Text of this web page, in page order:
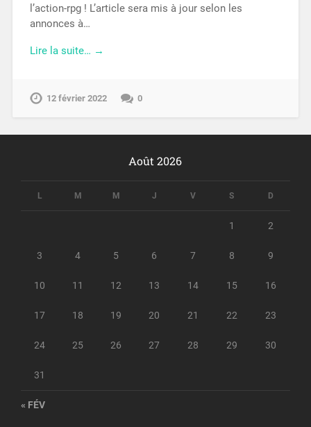
l’action-rpg ! L’article sera mis à jour selon les
annonces à…
Lire la suite… →
12 février 2022 0
Août 2026
L M M J V S D
1 2
3 4 5 6 7 8 9
10 11 12 13 14 15 16
17 18 19 20 21 22 23
24 25 26 27 28 29 30
31
« FÉV